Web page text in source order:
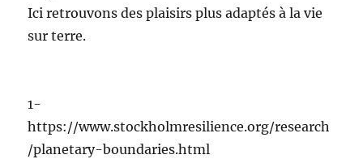
Ici retrouvons des plaisirs plus adaptés à la vie
sur terre.
1-
https://www.stockholmresilience.org/research
/planetary-boundaries.html